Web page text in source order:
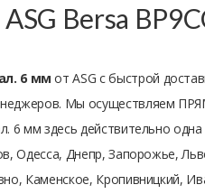
Bersa
6 мм от ASG с быстрой
Мы осуществляем
мм здесь действительно
Одесса, Днепр, Запорожье,
Каменское, Кропивницкий,